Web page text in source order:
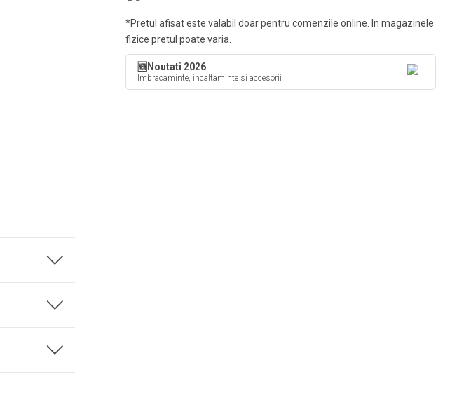
*Pretul afisat este valabil doar pentru comenzile online. In magazinele
fizice pretul poate varia.
🆕Noutati 2026
Imbracaminte, incaltaminte si accesorii